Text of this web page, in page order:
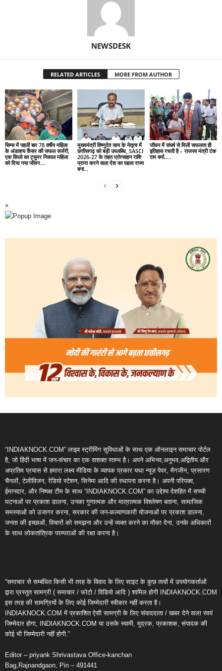
NEWSDESK
RELATED ARTICLES MORE FROM AUTHOR
सिम्स में पहली बार 78 वर्षीय महिला
के अंडाशय कैंसर की सफल सर्जरी,
एक किलो का ट्यूमर निकाल महिला
को दिया नया जीवन….
मुख्यमंत्री विष्णुदेव साय के नेतृत्व में
छत्तीसगढ़ को बड़ी उपलब्धि, SASCI
2026-27 के तहत प्रोत्साहन राशि
प्राप्त करने वाला देश का पहला राज्य
बना...
जीवन में संघर्ष से मिली सफलता ही
इतिहास रचती है – राजस्व मंत्री टंक
राम वर्मा…..
×
“INDIAKNOCK.COM” लाइव स्ट्रीमिंग सुविधाओं के साथ एक ऑनलाइन समाचार पोर्टल
है, जो हिंदी भाषा में जन-संचार का एक सशक्त स्तम्भ है। अपने अभिनव,अनुभव,अद्वितीय और
अप्रतिम प्रयास से हमारा लक्ष्य मीडिया के व्यापक प्रकार यथा न्यूज़ पेपर, मैगजीन, प्रसारण
चैनलों, टेलीविजन, रेडियो स्टेशन, सिनेमा आदि की स्थापना करना है। अपनी परिपक्व,
ईमानदार, और निष्पक्ष टीम के साथ “INDIAKNOCK.COM” का उद्देश्य देशहित में सच्ची
घटनाओं पर प्रकाश डालना, उनका गुणात्मक और मात्रात्मक विश्लेषण बताना, सामाजिक
समस्याओं को उजागर करना, सरकार की जन-कल्याणकारी योजनाओं पर प्रकाश डालना,
जनता की इच्छाओं, विचारों को समझना और उन्हें व्यक्त करने का मौका देना, उनके अधिकारों
के साथ लोकतांत्रिक परम्पराओं की रक्षा करना है।
“समाचार से सम्बंधित किसी भी तरह के विवाद के लिए साइट के कुछ तत्वों में उपयोगकर्ताओं
द्वारा प्रस्तुत सामग्री ( समाचार / फोटो / विडियो आदि ) शामिल होगी INDIAKNOCK.COM
इस तरह की सामग्रियों के लिए कोई जिम्मेदारी स्वीकार नहीं करता है।
INDIAKNOCK.COM में प्रकाशित ऐसी सामग्री के लिए संवाददाता / खबर देने वाला स्वयं
जिम्मेदार होगा, INDIAKNOCK.COM या उसके स्वामी, मुद्रक, प्रकाशक, संपादक की
कोई भी जिम्मेदारी नहीं होगी.”
Editor – priyank Shrivastava Office-kanchan
Bag,Rajnandgaon, Pin – 491441